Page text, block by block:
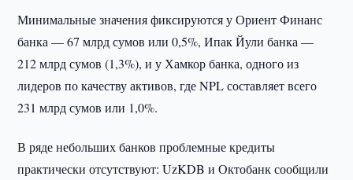
Минимальные значения фиксируются у Ориент Финанс
банка — 67 млрд сумов или 0,5%, Ипак Йули банка —
212 млрд сумов (1,3%), и у Хамкор банка, одного из
лидеров по качеству активов, где NPL составляет всего
231 млрд сумов или 1,0%.
В ряде небольших банков проблемные кредиты
практически отсутствуют: UzKDB и Октобанк сообщили